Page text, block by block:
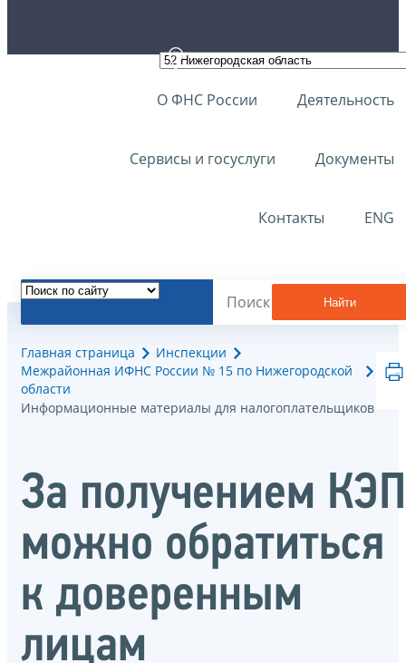
О ФНС России Деятельность
Сервисы и госуслуги Документы
Контакты ENG
Найти
Главная страница
Инспекции
Межрайонная ИФНС России № 15 по Нижегородской
области
Информационные материалы для налогоплательщиков
За получением КЭП
можно обратиться
к доверенным
лицам